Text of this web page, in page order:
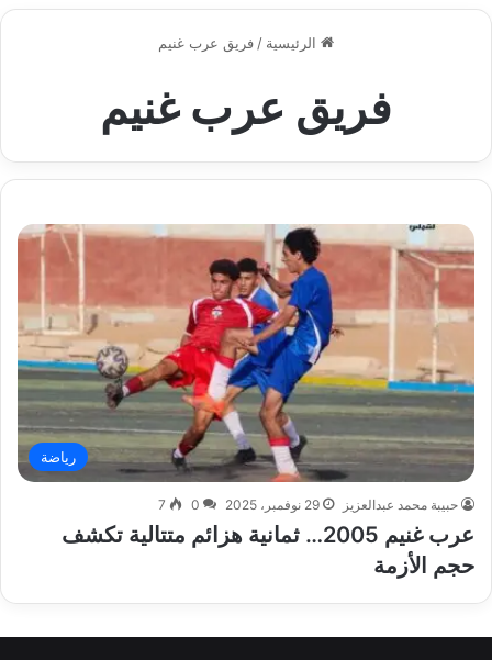
الرئيسية /فريق عرب غنيم
فريق عرب غنيم
رياضة
حبيبة محمد عبدالعزيز 29 نوفمبر، 2025 0
7
عرب غنيم 2005… ثمانية هزائم متتالية تكشف
حجم الأزمة